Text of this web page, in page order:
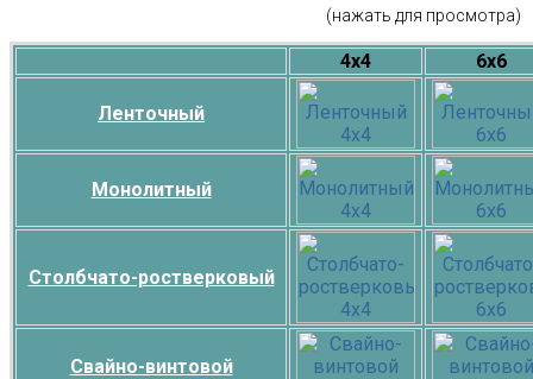
(нажать для просмотра)
4х4 6х6
Ленточный
Монолитный
Столбчато-ростверковый
Свайно-винтовой